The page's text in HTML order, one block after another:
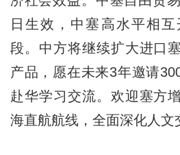
日生效，中塞高水平相
段。中方将继续扩大进口
产品，愿在未来3年邀请
赴华学习交流。欢迎塞方
海直航航线，全面深化人文